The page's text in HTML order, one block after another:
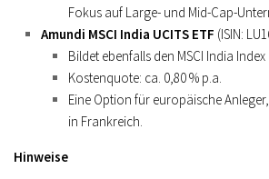
Fokus auf Large- und Mid-Cap-
Amundi MSCI India UCITS ETF (ISIN:
Bildet ebenfalls den MSCI India Index
Kostenquote: ca. 0,80 % p.a.
Eine Option für europäische
in Frankreich.
Hinweise